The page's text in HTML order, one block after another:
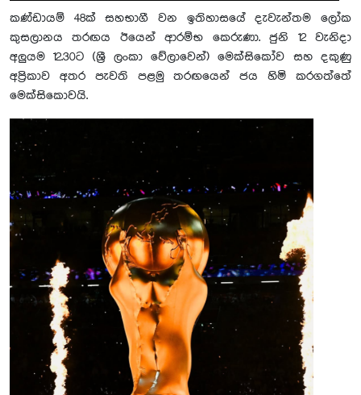
කණ්ඩායම් 48ක් සහභාගී වන ඉතිහාසයේ දැවැන්තම ලෝක
කුසලානය තරඟය ඊයෙන් ආරම්භ කෙරුණා. ජුනි 12 වැනිදා
අලුයම 12.30ට (ශ්‍රී ලංකා වේලාවෙන්) මෙක්සිකෝව සහ දකුණු
අප්‍රිකාව අතර පැවති පළමු තරඟයෙන් ජය හිමි කරගත්තේ
මෙක්සිකොවයි.